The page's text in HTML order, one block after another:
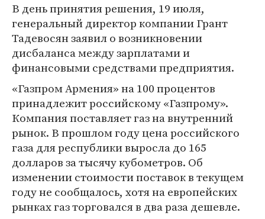
В день принятия решения, 19 июля,
генеральный директор компании Грант
Тадевосян заявил о возникновении
дисбаланса между зарплатами и
финансовыми средствами предприятия.
«Газпром Армения» на 100 процентов
принадлежит российскому «Газпрому».
Компания поставляет газ на внутренний
рынок. В прошлом году цена российского
газа для республики выросла до 165
долларов за тысячу кубометров. Об
изменении стоимости поставок в текущем
году не сообщалось, хотя на европейских
рынках газ торговался в два раза дешевле.